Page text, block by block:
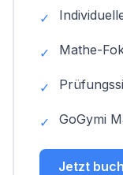
✓
✓ Mathe-
✓
✓ GoGymi
Jetzt